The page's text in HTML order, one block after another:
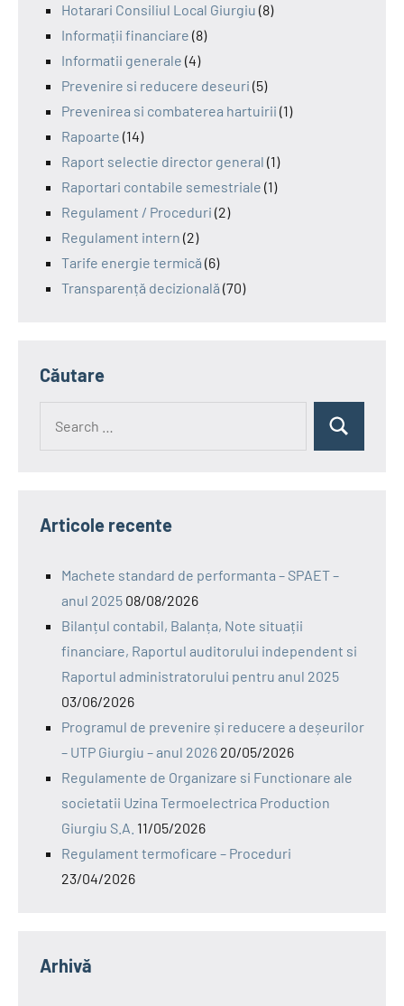
Hotarari Consiliul Local Giurgiu (8)
Informații financiare (8)
Informatii generale (4)
Prevenire si reducere deseuri (5)
Prevenirea si combaterea hartuirii (1)
Rapoarte (14)
Raport selectie director general (1)
Raportari contabile semestriale (1)
Regulament / Proceduri (2)
Regulament intern (2)
Tarife energie termică (6)
Transparență decizională (70)
Căutare
Search
Articole recente
Machete standard de performanta – SPAET –
anul 2025 08/08/2026
Bilanțul contabil, Balanța, Note situații
financiare, Raportul auditorului independent si
Raportul administratorului pentru anul 2025
03/06/2026
Programul de prevenire și reducere a deșeurilor
– UTP Giurgiu – anul 2026 20/05/2026
Regulamente de Organizare si Functionare ale
societatii Uzina Termoelectrica Production
Giurgiu S.A. 11/05/2026
Regulament termoficare – Proceduri
23/04/2026
Arhivă